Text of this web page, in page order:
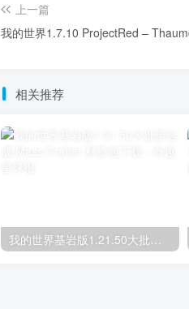
上一篇
我的世界1.7.10 ProjectRed –
相关推荐
我的世界基岩版1.21.50大批量合成 Mass Crafter 材质包下载